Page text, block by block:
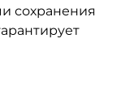
сохранения